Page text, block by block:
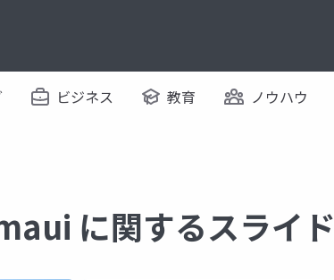
ビジネス 教育 ノウハウ
に関するスライド